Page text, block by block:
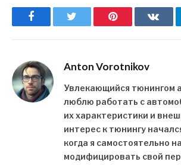
Facebook Pinterest
Anton Vorotnikov
Увлекающийся тюнингом
люблю работать с
их характеристики и
интерес к тюнингу
когда я самостоятельно
модифицировать свой